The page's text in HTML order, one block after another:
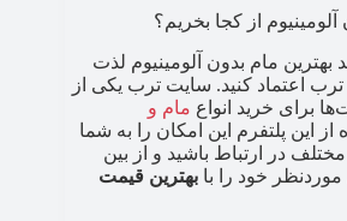
از کجا بخریم؟
بهترین مام بدون آلومینیوم لذت
ترب اعتماد کنید. سایت ترب یکی از
برای خرید انواع مام و
از این پلتفرم این امکان را به شما
در ارتباط باشید و از بین
خود را با بهترین قیمت